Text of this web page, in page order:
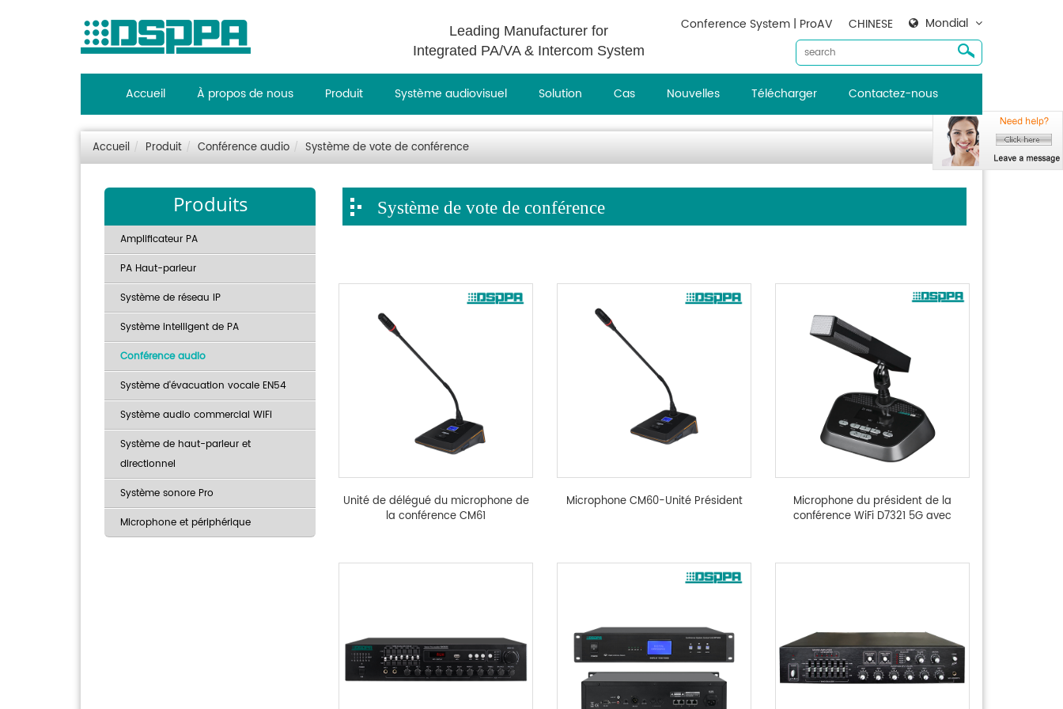
Leading Manufacturer for
Integrated PA/VA & Intercom System
Mondial
CHINESE
Conference System | ProAV
Accueil À propos de nous Produit Système audiovisuel Solution Cas Nouvelles Télécharger Contactez-nous
Accueil Produit Conférence audio Système de vote de conférence
Produits
Amplificateur PA
PA Haut-parleur
Système de réseau IP
Système intelligent de PA
Conférence audio
Système d'évacuation vocale EN54
Système audio commercial WiFi
Système de haut-parleur et
directionnel
Système sonore Pro
Microphone et périphérique
Système de vote de conférence
Unité de délégué du microphone de
la conférence CM61
Microphone CM60-Unité Président
Microphone du président de la
conférence WiFi D7321 5G avec